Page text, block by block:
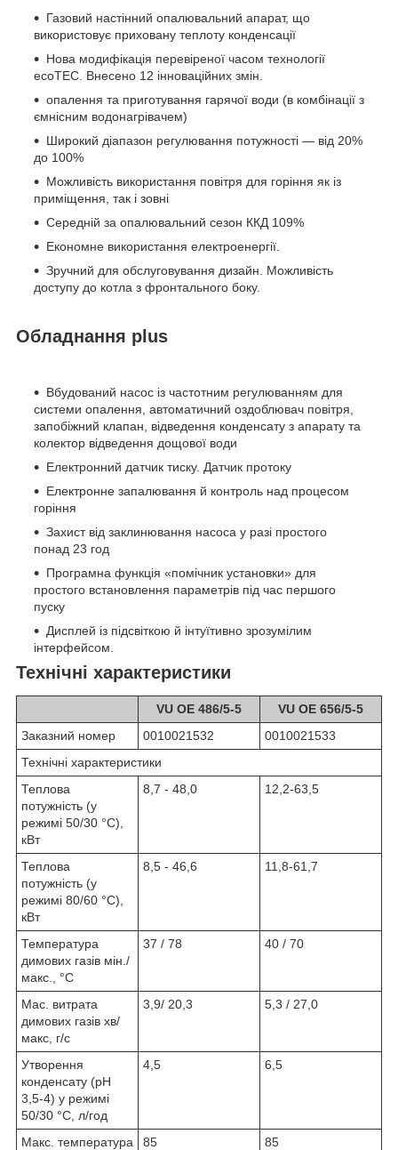
Газовий настінний опалювальний апарат, що
використовує приховану теплоту конденсації
Нова модифікація перевіреної часом технології
ecoTEC. Внесено 12 інноваційних змін.
опалення та приготування гарячої води (в комбінації з
ємнісним водонагрівачем)
Широкий діапазон регулювання потужності — від 20%
до 100%
Можливість використання повітря для горіння як із
приміщення, так і зовні
Середній за опалювальний сезон ККД 109%
Економне використання електроенергії.
Зручний для обслуговування дизайн. Можливість
доступу до котла з фронтального боку.
Обладнання plus
Вбудований насос із частотним регулюванням для
системи опалення, автоматичний оздоблювач повітря,
запобіжний клапан, відведення конденсату з апарату та
колектор відведення дощової води
Електронний датчик тиску. Датчик протоку
Електронне запалювання й контроль над процесом
горіння
Захист від заклинювання насоса у разі простого
понад 23 год
Програмна функція «помічник установки» для
простого встановлення параметрів під час першого
пуску
Дисплей із підсвіткою й інтуїтивно зрозумілим
інтерфейсом.
Технічні характеристики
VU OE 486/5-5
VU OE 656/5-5
Заказний номер
0010021532
0010021533
Технічні характеристики
Теплова
потужність (у
режимі 50/30 °C),
кВт
8,7 - 48,0 12,2-63,5
Теплова
потужність (у
режимі 80/60 °C),
кВт
8,5 - 46,6 11,8-61,7
Температура
димових газів мін./
макс., °C
37 / 78 40 / 70
Мас. витрата
димових газів хв/
макс, г/с
3,9/ 20,3 5,3 / 27,0
Утворення
конденсату (pH
3,5-4) у режимі
50/30 °C, л/год
4,5 6,5
Макс. температура 85 85